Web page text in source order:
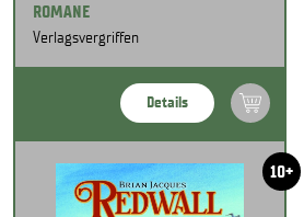
ROMANE
Verlagsvergriffen
Details
10+